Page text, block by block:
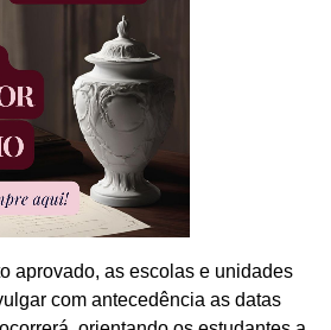
aprovado, as escolas e unidades
com antecedência as datas